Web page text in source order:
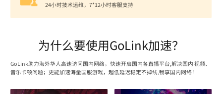
24小时技术运维，7*12小时客服支持
为什么要使用GoLink加速？
GoLink助力海外华人高速访问国内网络，快速开启国内各直播平台,解决国内 视频、
音乐卡顿问题；更能加速海量国服游戏，超低延迟稳定不掉线,畅享国内网络！